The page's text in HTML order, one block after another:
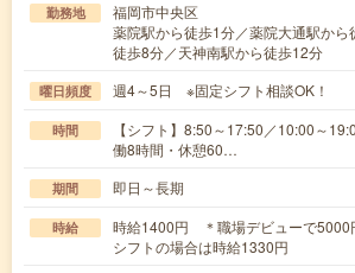
勤務地
福岡市中央区
薬院駅から徒歩1分／薬院大通駅から
徒歩8分／天神南駅から徒歩12分
曜日頻度 週4～5日 ※固定シフト相談OK！
時間
【シフト】8:50～17:50／10:00～
働8時間・休憩60…
期間 即日～長期
時給
時給1400円 ＊職場デビューで
シフトの場合は時給1330円